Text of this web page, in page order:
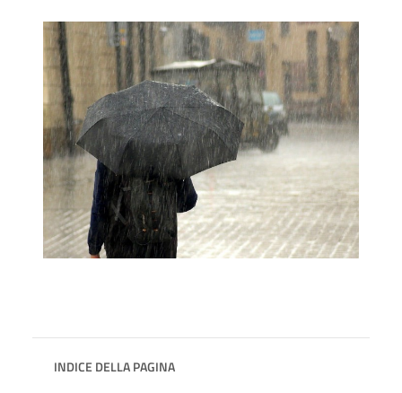
INDICE DELLA PAGINA